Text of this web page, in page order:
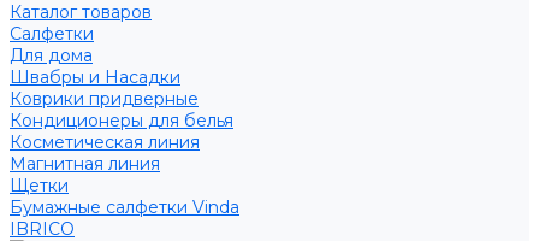
Каталог товаров
Салфетки
Для дома
Швабры и Насадки
Коврики придверные
Кондиционеры для белья
Косметическая линия
Магнитная линия
Щетки
Бумажные салфетки Vinda
IBRICO